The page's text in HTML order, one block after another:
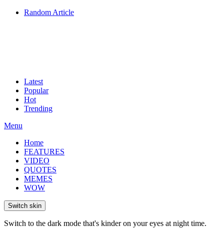
Random Article
Latest
Popular
Hot
Trending
Menu
Home
FEATURES
VIDEO
QUOTES
MEMES
WOW
Switch skin
Switch to the dark mode that's kinder on your eyes at night time.